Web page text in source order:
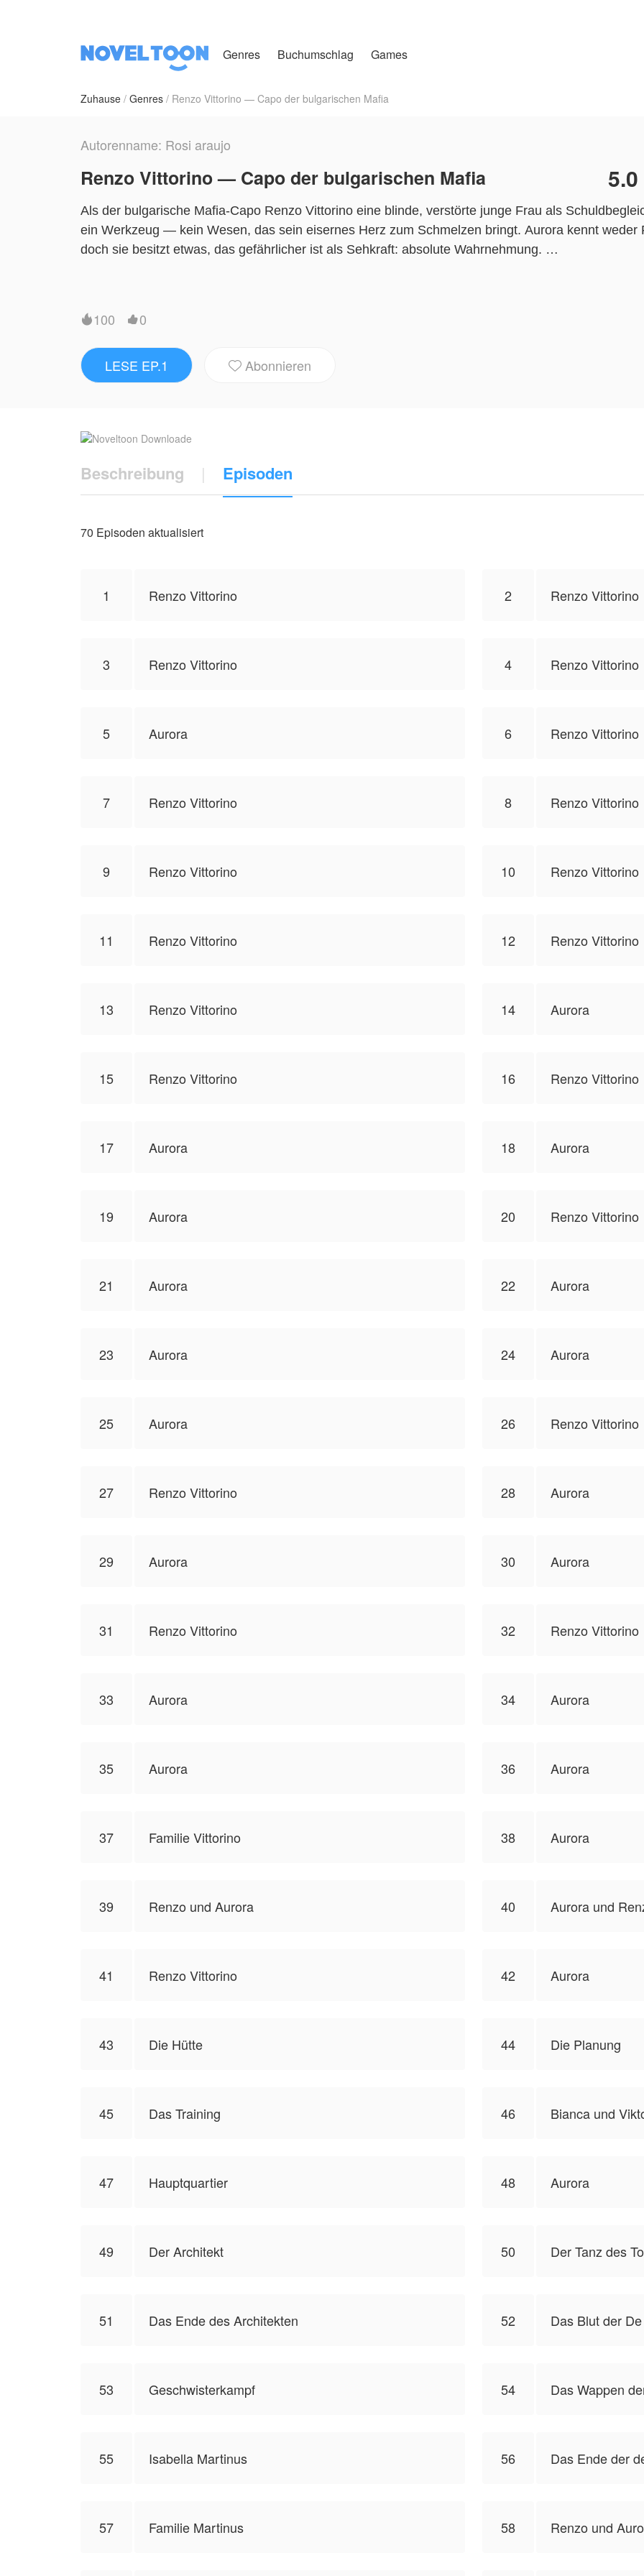
Genres Buchumschlag Games
Zuhause Genres Renzo Vittorino — Capo der bulgarischen Mafia
Autorenname: Rosi araujo
Renzo Vittorino — Capo der bulgarischen Mafia 5.0
Als der bulgarische Mafia-Capo Renzo Vittorino eine blinde, verstörte junge Frau als
ein Werkzeug — kein Wesen, das sein eisernes Herz zum Schmelzen bringt. Aurora kennt weder
doch sie besitzt etwas, das gefährlicher ist als Sehkraft: absolute Wahrnehmung.
Von den nebelverhangenen Bergen Bulgariens über die Schlösser der schottischen Highlands
von Paris — Aurora verwandelt sich vom Opfer zur Jägerin, von der Gefangenen zur Königin
Diamanten. Doch je tiefer sie in die Schatten vordringt, desto mehr Geheimnisse über ihre eigene
Licht.
Wahrheit zu erfahren?
NovelToon hat von Rosi araujo die Genehmigung erhalten, dieses Werk zu veröffentlichen, der
Standpunkt des Autors wider und repräsentiert nicht die Position von NovelToon.
 100 0
LESE EP.1  Abonnieren
Beschreibung | Episoden
70 Episoden aktualisiert
1 Renzo Vittorino 2 Renzo Vittorino
3 Renzo Vittorino 4 Renzo Vittorino
5 Aurora 6 Renzo Vittorino
7 Renzo Vittorino 8 Renzo Vittorino
9 Renzo Vittorino 10 Renzo Vittorino
11 Renzo Vittorino 12 Renzo Vittorino
13 Renzo Vittorino 14 Aurora
15 Renzo Vittorino 16 Renzo Vittorino
17 Aurora 18 Aurora
19 Aurora 20 Renzo Vittorino
21 Aurora 22 Aurora
23 Aurora 24 Aurora
25 Aurora 26 Renzo Vittorino
27 Renzo Vittorino 28 Aurora
29 Aurora 30 Aurora
31 Renzo Vittorino 32 Renzo Vittorino
33 Aurora 34 Aurora
35 Aurora 36 Aurora
37 Familie Vittorino 38 Aurora
39 Renzo und Aurora 40 Aurora und
41 Renzo Vittorino 42 Aurora
43 Die Hütte 44 Die Planung
45 Das Training 46 Bianca und
47 Hauptquartier 48 Aurora
49 Der Architekt 50 Der Tanz des
51 Das Ende des Architekten 52 Das Blut der
53 Geschwisterkampf 54 Das Wappen
55 Isabella Martinus 56 Das Ende der
57 Familie Martinus 58 Renzo und